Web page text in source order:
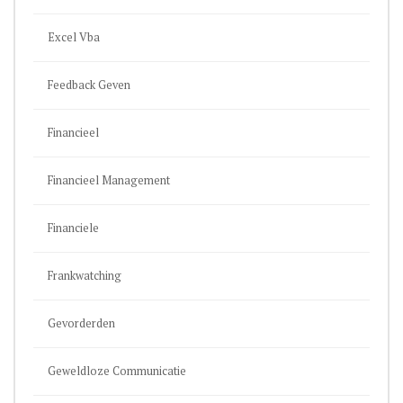
Excel Vba
Feedback Geven
Financieel
Financieel Management
Financiele
Frankwatching
Gevorderden
Geweldloze Communicatie